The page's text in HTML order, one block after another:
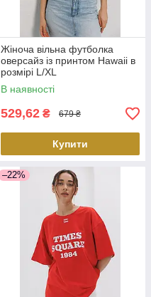
Жіноча вільна футболка
оверсайз із принтом Hawaii в
розмірі L/XL
В наявності
529,62 ₴ 679 ₴
Купити
–22%